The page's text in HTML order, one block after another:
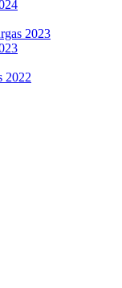
2023
2022